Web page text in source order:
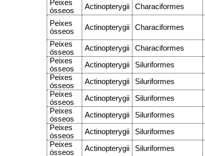
Peixes
ósseos
Actinopterygii Characiformes
Peixes
ósseos
Actinopterygii Characiformes
Peixes
ósseos
Actinopterygii Characiformes
Peixes
ósseos
Actinopterygii Siluriformes
Peixes
ósseos
Actinopterygii Siluriformes
Peixes
ósseos
Actinopterygii Siluriformes
Peixes
ósseos
Actinopterygii Siluriformes
Peixes
ósseos
Actinopterygii Siluriformes
Peixes
ósseos
Actinopterygii Siluriformes